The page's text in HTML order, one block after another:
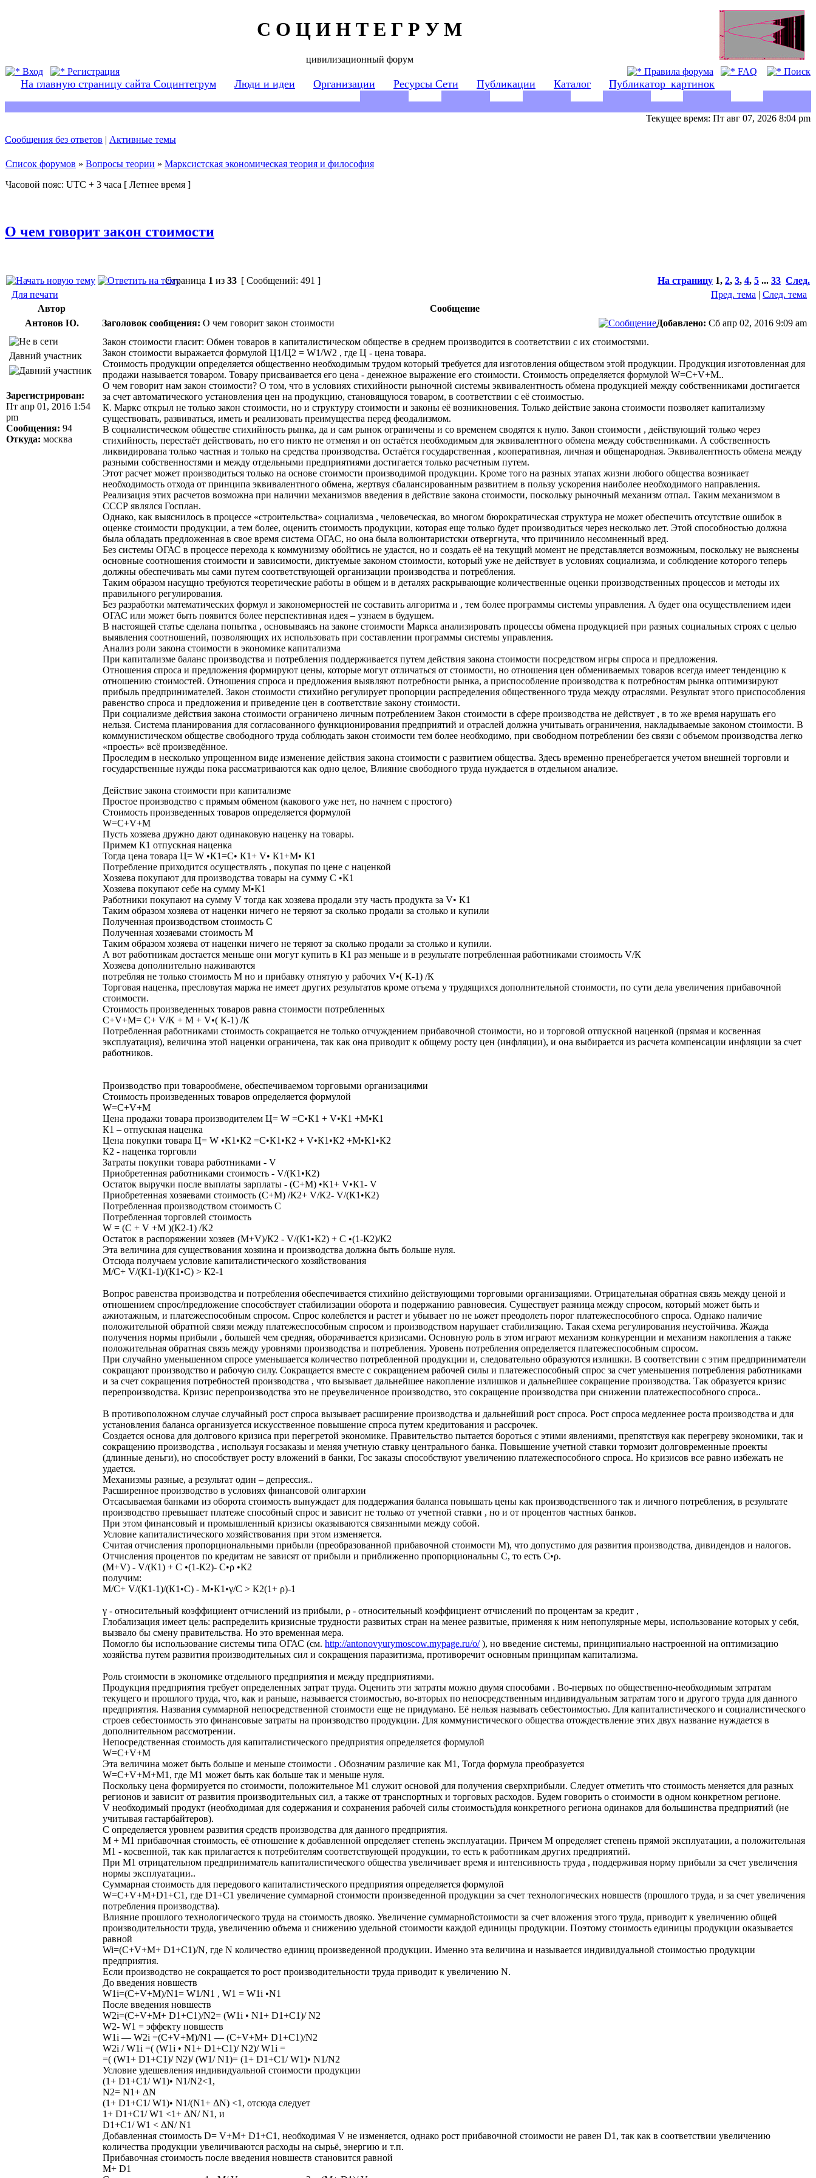
С О Ц И Н Т Е Г Р У М
цивилизационный форум
Вход
Регистрация Правила форума FAQ Поиск
На главную страницу сайта Социнтегрум Люди и идеи Организации Ресурсы Сети Публикации Каталог Публикатор_картинок
Текущее время: Пт авг 07, 2026 8:04 pm
Сообщения без ответов | Активные темы
Список форумов » Вопросы теории » Марксистская экономическая теория и философия
Часовой пояс: UTC + 3 часа [ Летнее время ]
О чем говорит закон стоимости
Страница 1 из 33 [ Сообщений: 491 ] На страницу 1, 2, 3, 4, 5 ... 33 След.
Для печати
Пред. тема | След. тема
Автор
Сообщение
Антонов Ю.
Заголовок сообщения: О чем говорит закон стоимости Добавлено: Сб апр 02, 2016 9:09 am
Давний участник
Зарегистрирован:
Пт апр 01, 2016 1:54
pm
Сообщения: 94
Откуда: москва
Закон стоимости гласит: Обмен товаров в капиталистическом обществе в среднем производится в соответствии с их стоимостями.
Закон стоимости выражается формулой Ц1/Ц2 = W1/W2 , где Ц - цена товара.
Стоимость продукции определяется общественно необходимым трудом который требуется для изготовления обществом этой продукции. Продукция изготовленная для
продажи называется товаром. Товару присваивается его цена - денежное выражение его стоимости. Стоимость определяется формулой W=C+V+M..
О чем говорит нам закон стоимости? О том, что в условиях стихийности рыночной системы эквивалентность обмена продукцией между собственниками достигается
за счет автоматического установления цен на продукцию, становящуюся товаром, в соответствии с её стоимостью.
К. Маркс открыл не только закон стоимости, но и структуру стоимости и законы её возникновения. Только действие закона стоимости позволяет капитализму
существовать, развиваться, иметь и реализовать преимущества перед феодализмом.
В социалистическом обществе стихийность рынка, да и сам рынок ограничены и со временем сводятся к нулю. Закон стоимости , действующий только через
стихийность, перестаёт действовать, но его никто не отменял и он остаётся необходимым для эквивалентного обмена между собственниками. А собственность
ликвидирована только частная и только на средства производства. Остаётся государственная , кооперативная, личная и общенародная. Эквивалентность обмена между
разными собственностями и между отдельными предприятиями достигается только расчетным путем.
Этот расчет может производиться только на основе стоимости производимой продукции. Кроме того на разных этапах жизни любого общества возникает
необходимость отхода от принципа эквивалентного обмена, жертвуя сбалансированным развитием в пользу ускорения наиболее необходимого направления.
Реализация этих расчетов возможна при наличии механизмов введения в действие закона стоимости, поскольку рыночный механизм отпал. Таким механизмом в
СССР являлся Госплан.
Однако, как выяснилось в процессе «строительства» социализма , человеческая, во многом бюрократическая структура не может обеспечить отсутствие ошибок в
оценке стоимости продукции, а тем более, оценить стоимость продукции, которая еще только будет производиться через несколько лет. Этой способностью должна
была обладать предложенная в свое время система ОГАС, но она была волюнтаристски отвергнута, что причинило несомненный вред.
Без системы ОГАС в процессе перехода к коммунизму обойтись не удастся, но и создать её на текущий момент не представляется возможным, поскольку не выяснены
основные соотношения стоимости и зависимости, диктуемые законом стоимости, который уже не действует в условиях социализма, и соблюдение которого теперь
должны обеспечивать мы сами путем соответствующей организации производства и потребления.
Таким образом насущно требуются теоретические работы в общем и в деталях раскрывающие количественные оценки производственных процессов и методы их
правильного регулирования.
Без разработки математических формул и закономерностей не составить алгоритма и , тем более программы системы управления. А будет она осуществлением идеи
ОГАС или может быть появится более перспективная идея – узнаем в будущем.
В настоящей статье сделана попытка , основываясь на законе стоимости Маркса анализировать процессы обмена продукцией при разных социальных строях с целью
выявления соотношений, позволяющих их использовать при составлении программы системы управления.
Анализ роли закона стоимости в экономике капитализма
При капитализме баланс производства и потребления поддерживается путем действия закона стоимости посредством игры спроса и предложения.
Отношения спроса и предложения формируют цены, которые могут отличаться от стоимости, но отношения цен обмениваемых товаров всегда имеет тенденцию к
отношению стоимостей. Отношения спроса и предложения выявляют потребности рынка, а приспособление производства к потребностям рынка оптимизируют
прибыль предпринимателей. Закон стоимости стихийно регулирует пропорции распределения общественного труда между отраслями. Результат этого приспособления
равенство спроса и предложения и приведение цен в соответствие закону стоимости.
При социализме действия закона стоимости ограничено личным потреблением Закон стоимости в сфере производства не действует , в то же время нарушать его
нельзя. Система планирования для согласованного функционирования предприятий и отраслей должна учитывать ограничения, накладываемые законом стоимости. В
коммунистическом обществе свободного труда соблюдать закон стоимости тем более необходимо, при свободном потреблении без связи с объемом производства легко
«проесть» всё произведённое.
Проследим в несколько упрощенном виде изменение действия закона стоимости с развитием общества. Здесь временно пренебрегается учетом внешней торговли и
государственные нужды пока рассматриваются как одно целое, Влияние свободного труда нуждается в отдельном анализе.
Действие закона стоимости при капитализме
Простое производство с прямым обменом (какового уже нет, но начнем с простого)
Стоимость произведенных товаров определяется формулой
W=C+V+M
Пусть хозяева дружно дают одинаковую наценку на товары.
Примем К1 отпускная наценка
Тогда цена товара Ц= W •К1=С• К1+ V• К1+M• К1
Потребление приходится осуществлять , покупая по цене с наценкой
Хозяева покупают для производства товары на сумму С •К1
Хозяева покупают себе на сумму М•К1
Работники покупают на сумму V тогда как хозяева продали эту часть продукта за V• К1
Таким образом хозяева от наценки ничего не теряют за сколько продали за столько и купили
Полученная производством стоимость С
Полученная хозяевами стоимость M
Таким образом хозяева от наценки ничего не теряют за сколько продали за столько и купили.
А вот работникам достается меньше они могут купить в К1 раз меньше и в результате потребленная работниками стоимость V/К
Хозяева дополнительно наживаются
потребляя не только стоимость М но и прибавку отнятую у рабочих V•( К-1) /К
Торговая наценка, пресловутая маржа не имеет других результатов кроме отъема у трудящихся дополнительной стоимости, по сути дела увеличения прибавочной
стоимости.
Стоимость произведенных товаров равна стоимости потребленных
C+V+M= C+ V/К + М + V•( К-1) /К
Потребленная работниками стоимость сокращается не только отчуждением прибавочной стоимости, но и торговой отпускной наценкой (прямая и косвенная
эксплуатация), величина этой наценки ограничена, так как она приводит к общему росту цен (инфляции), и она выбирается из расчета компенсации инфляции за счет
работников.
Производство при товарообмене, обеспечиваемом торговыми организациями
Стоимость произведенных товаров определяется формулой
W=C+V+M
Цена продажи товара производителем Ц= W =С•К1 + V•К1 +M•К1
К1 – отпускная наценка
Цена покупки товара Ц= W •К1•К2 =С•К1•К2 + V•К1•К2 +M•К1•К2
К2 - наценка торговли
Затраты покупки товара работниками - V
Приобретенная работниками стоимость - V/(К1•К2)
Остаток выручки после выплаты зарплаты - (С+М) •К1+ V•К1- V
Приобретенная хозяевами стоимость (С+М) /К2+ V/К2- V/(К1•К2)
Потребленная производством стоимость С
Потребленная торговлей стоимость
W = (С + V +M )(К2-1) /К2
Остаток в распоряжении хозяев (М+V)/К2 - V/(К1•К2) + С •(1-К2)/К2
Эта величина для существования хозяина и производства должна быть больше нуля.
Отсюда получаем условие капиталистического хозяйствования
М/С+ V/(К1-1)/(К1•С) ˃ К2-1
Вопрос равенства производства и потребления обеспечивается стихийно действующими торговыми организациями. Отрицательная обратная связь между ценой и
отношением спрос/предложение способствует стабилизации оборота и подержанию равновесия. Существует разница между спросом, который может быть и
ажиотажным, и платежеспособным спросом. Спрос колеблется и растет и убывает но не ьожет преодолеть порог платежеспособного спроса. Однако наличие
положительной обратной связи между платежеспособным спросом и производством нарушает стабилизацию. Такая схема регулирования неустойчива. Жажда
получения нормы прибыли , большей чем средняя, оборачивается кризисами. Основную роль в этом играют механизм конкуренции и механизм накопления а также
положительная обратная связь между уровнями производства и потребления. Уровень потребления определяется платежеспособным спросом.
При случайно уменьшенном спросе уменьшается количество потребленной продукции и, следовательно образуются излишки. В соответствии с этим предприниматели
сокращают производство и рабочую силу. Сокращается вместе с сокращением рабочей силы и платежеспособный спрос за счет уменьшения потребления работниками
и за счет сокращения потребностей производства , что вызывает дальнейшее накопление излишков и дальнейшее сокращение производства. Так образуется кризис
перепроизводства. Кризис перепроизводства это не преувеличенное производство, это сокращение производства при снижении платежеспособного спроса..
В противоположном случае случайный рост спроса вызывает расширение производства и дальнейший рост спроса. Рост спроса медленнее роста производства и для
установления баланса организуется искусственное повышение спроса путем кредитования и рассрочек.
Создается основа для долгового кризиса при перегретой экономике. Правительство пытается бороться с этими явлениями, препятствуя как перегреву экономики, так и
сокращению производства , используя госзаказы и меняя учетную ставку центрального банка. Повышение учетной ставки тормозит долговременные проекты
(длинные деньги), но способствует росту вложений в банки, Гос заказы способствуют увеличению платежеспособного спроса. Но кризисов все равно избежать не
удается.
Механизмы разные, а результат один – депрессия..
Расширенное производство в условиях финансовой олигархии
Отсасываемая банками из оборота стоимость вынуждает для поддержания баланса повышать цены как производственного так и личного потребления, в результате
производство превышает платеже способный спрос и зависит не только от учетной ставки , но и от процентов частных банков.
При этом финансовый и промышленный кризисы оказываются связанными между собой.
Условие капиталистического хозяйствования при этом изменяется.
Считая отчисления пропорциональными прибыли (преобразованной прибавочной стоимости М), что допустимо для развития производства, дивидендов и налогов.
Отчисления процентов по кредитам не зависят от прибыли и приближенно пропорциональны С, то есть С•ρ.
(М+V) - V/(К1) + С •(1-К2)- С•ρ •К2
получим:
М/С+ V/(К1-1)/(К1•С) - М•К1•γ/С ˃ К2(1+ ρ)-1
γ - относительный коэффициент отчислений из прибыли, ρ - относительный коэффициент отчислений по процентам за кредит ,
Глобализация имеет цель: распределить кризисные трудности развитых стран на менее развитые, применяя к ним непопулярные меры, использование которых у себя,
вызвало бы смену правительства. Но это временная мера.
Помогло бы использование системы типа ОГАС (см. http://antonovyurymoscow.mypage.ru/o/), но введение системы, принципиально настроенной на оптимизацию
хозяйства путем развития производительных сил и сокращения паразитизма, противоречит основным принципам капитализма.
Роль стоимости в экономике отдельного предприятия и между предприятиями.
Продукция предприятия требует определенных затрат труда. Оценить эти затраты можно двумя способами . Во-первых по общественно-необходимым затратам
текущего и прошлого труда, что, как и раньше, называется стоимостью, во-вторых по непосредственным индивидуальным затратам того и другого труда для данного
предприятия. Названия суммарной непосредственной стоимости еще не придумано. Её нельзя называть себестоимостью. Для капиталистического и социалистического
строев себестоимость это финансовые затраты на производство продукции. Для коммунистического общества отождествление этих двух название нуждается в
дополнительном рассмотрении.
Непосредственная стоимость для капиталистического предприятия определяется формулой
W=C+V+M
Эта величина может быть больше и меньше стоимости . Обозначим различие как М1, Тогда формула преобразуется
W=C+V+M+М1, где М1 может быть как больше так и меньше нуля.
Поскольку цена формируется по стоимости, положительное М1 служит основой для получения сверхприбыли. Следует отметить что стоимость меняется для разных
регионов и зависит от развития производительных сил, а также от транспортных и торговых расходов. Будем говорить о стоимости в одном конкретном регионе.
V необходимый продукт (необходимая для содержания и сохранения рабочей силы стоимость)для конкретного региона одинаков для большинства предприятий (не
учитывая гастарбайтеров).
С определяется уровнем развития средств производства для данного предприятия.
М + М1 прибавочная стоимость, её отношение к добавленной определяет степень эксплуатации. Причем М определяет степень прямой эксплуатации, а положительная
М1 - косвенной, так как прилагается к потребителям соответствующей продукции, то есть к работникам других предприятий.
При М1 отрицательном предприниматель капиталистического общества увеличивает время и интенсивность труда , поддерживая норму прибыли за счет увеличения
нормы эксплуатации..
Суммарная стоимость для передового капиталистического предприятия определяется формулой
W=C+V+M+D1+С1, где D1+С1 увеличение суммарной стоимости произведенной продукции за счет технологических новшеств (прошлого труда, и за счет увеличения
потребления производства).
Влияние прошлого технологического труда на стоимость двояко. Увеличение суммарнойстоимости за счет вложения этого труда, приводит к увеличению общей
производительности труда, увеличению объема и снижению удельной стоимости каждой единицы продукции. Поэтому стоимость единицы продукции оказывается
равной
Wi=(C+V+M+ D1+С1)/N, где N количество единиц произведенной продукции. Именно эта величина и называется индивидуальной стоимостью продукции
предприятия.
Если производство не сокращается то рост производительности труда приводит к увеличению N.
До введения новшеств
W1i=(C+V+M)/N1= W1/N1 , W1 = W1i •N1
После введения новшеств
W2i=(C+V+M+ D1+С1)/N2= (W1i • N1+ D1+С1)/ N2
W2- W1 = эффекту новшеств
W1i — W2i =(C+V+M)/N1 — (C+V+M+ D1+С1)/N2
W2i / W1i =( (W1i • N1+ D1+С1)/ N2)/ W1i =
=( (W1+ D1+С1)/ N2)/ (W1/ N1)= (1+ D1+С1/ W1)• N1/N2
Условие удешевления индивидуальной стоимости продукции
(1+ D1+С1/ W1)• N1/N2<1,
N2= N1+ ΔN
(1+ D1+С1/ W1)• N1/(N1+ ΔN) <1, отсюда следует
1+ D1+С1/ W1 <1+ ΔN/ N1, и
D1+С1/ W1 < ΔN/ N1
Добавленная стоимость D= V+M+ D1+С1, необходимая V не изменяется, однако рост прибавочной стоимости не равен D1, так как в соответствии увеличению
количества продукции увеличиваются расходы на сырьё, энергию и т.п.
Прибавочная стоимость после введения новшеств становится равной
М+ D1